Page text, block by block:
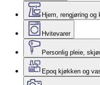
Hjem, rengjøring
Hvitevarer
Personlig pleie,
Epoq kjøkken og